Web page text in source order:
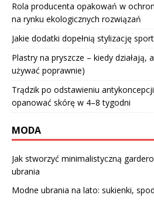
Rola producenta opakowań w
na rynku ekologicznych rozwiązań
Jakie dodatki dopełnią stylizację
Plastry na pryszcze – kiedy działają,
używać poprawnie)
Trądzik po odstawieniu
opanować skórę w 4–8 tygodni
MODA
Jak stworzyć minimalistyczną
ubrania
Modne ubrania na lato: sukienki,